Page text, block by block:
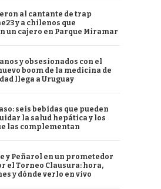
al cantante de trap
y a chilenos que
un cajero en Parque Miramar
y obsesionados con el
boom de la medicina de
llega a Uruguay
seis bebidas que pueden
la salud hepática y los
las complementan
y Peñarol en un prometedor
el Torneo Clausura: hora,
y dónde verlo en vivo